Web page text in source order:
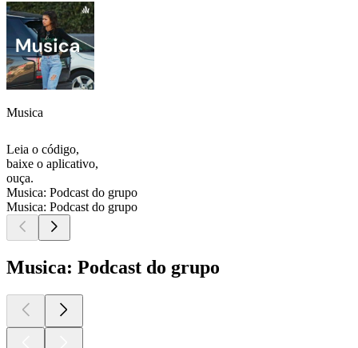
Musica
Leia o código,
baixe o aplicativo,
ouça.
Musica: Podcast do grupo
Musica: Podcast do grupo
Musica: Podcast do grupo